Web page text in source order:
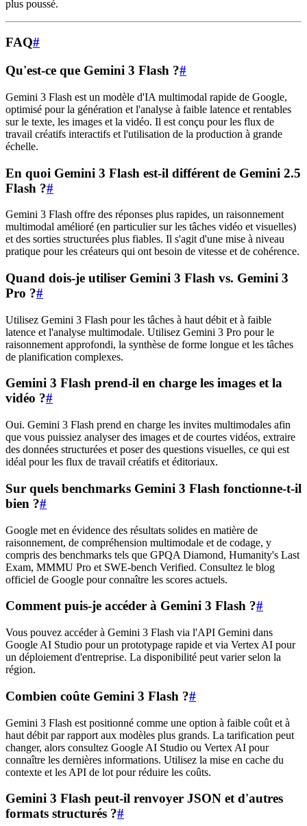
plus poussé.
FAQ#
Qu'est-ce que Gemini 3 Flash ?#
Gemini 3 Flash est un modèle d'IA multimodal rapide de Google,
optimisé pour la génération et l'analyse à faible latence et rentables
sur le texte, les images et la vidéo. Il est conçu pour les flux de
travail créatifs interactifs et l'utilisation de la production à grande
échelle.
En quoi Gemini 3 Flash est-il différent de Gemini 2.5
Flash ?#
Gemini 3 Flash offre des réponses plus rapides, un raisonnement
multimodal amélioré (en particulier sur les tâches vidéo et visuelles)
et des sorties structurées plus fiables. Il s'agit d'une mise à niveau
pratique pour les créateurs qui ont besoin de vitesse et de cohérence.
Quand dois-je utiliser Gemini 3 Flash vs. Gemini 3
Pro ?#
Utilisez Gemini 3 Flash pour les tâches à haut débit et à faible
latence et l'analyse multimodale. Utilisez Gemini 3 Pro pour le
raisonnement approfondi, la synthèse de forme longue et les tâches
de planification complexes.
Gemini 3 Flash prend-il en charge les images et la
vidéo ?#
Oui. Gemini 3 Flash prend en charge les invites multimodales afin
que vous puissiez analyser des images et de courtes vidéos, extraire
des données structurées et poser des questions visuelles, ce qui est
idéal pour les flux de travail créatifs et éditoriaux.
Sur quels benchmarks Gemini 3 Flash fonctionne-t-il
bien ?#
Google met en évidence des résultats solides en matière de
raisonnement, de compréhension multimodale et de codage, y
compris des benchmarks tels que GPQA Diamond, Humanity's Last
Exam, MMMU Pro et SWE-bench Verified. Consultez le blog
officiel de Google pour connaître les scores actuels.
Comment puis-je accéder à Gemini 3 Flash ?#
Vous pouvez accéder à Gemini 3 Flash via l'API Gemini dans
Google AI Studio pour un prototypage rapide et via Vertex AI pour
un déploiement d'entreprise. La disponibilité peut varier selon la
région.
Combien coûte Gemini 3 Flash ?#
Gemini 3 Flash est positionné comme une option à faible coût et à
haut débit par rapport aux modèles plus grands. La tarification peut
changer, alors consultez Google AI Studio ou Vertex AI pour
connaître les dernières informations. Utilisez la mise en cache du
contexte et les API de lot pour réduire les coûts.
Gemini 3 Flash peut-il renvoyer JSON et d'autres
formats structurés ?#